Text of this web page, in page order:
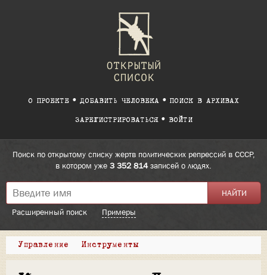
О ПРОЕКТЕ ДОБАВИТЬ ЧЕЛОВЕКА ПОИСК В АРХИВАХ
ЗАРЕГИСТРИРОВАТЬСЯ ВОЙТИ
Поиск по открытому списку жертв политических репрессий в СССР,
в котором уже 3 352 814записей о людях.
Расширенный поиск Примеры
Управление Инструменты